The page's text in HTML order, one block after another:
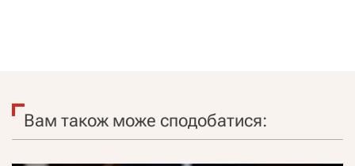
Вам також може сподобатися: